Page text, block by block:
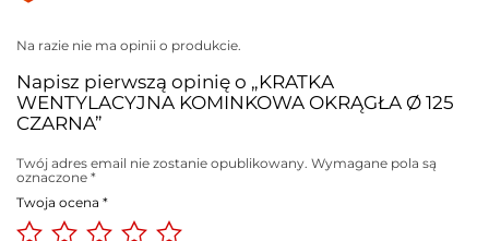
Na razie nie ma opinii o produkcie.
Napisz pierwszą opinię o „KRATKA
WENTYLACYJNA KOMINKOWA OKRĄGŁA Ø 125
CZARNA”
Twój adres email nie zostanie opublikowany. Wymagane pola są
oznaczone *
Twoja ocena *